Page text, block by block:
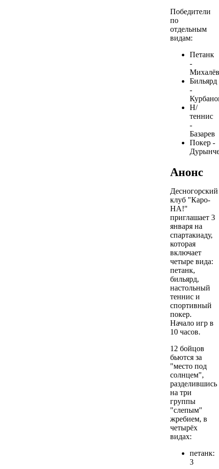
Победители
по
отдельным
видам:
Петанк
-
Михалёв
Бильярд
-
Н/
теннис
-
Базарев
Покер -
Анонс
Десногорский
клуб "Каро-
НА!"
приглашает 3
января на
спартакиаду,
которая
включает
четыре вида:
петанк,
бильярд,
настольный
теннис и
спортивный
покер.
Начало игр в
10 часов.
12 бойцов
бьются за
"место под
солнцем",
разделившись
на три
группы
"слепым"
жребием, в
четырёх
видах:
петанк:
3